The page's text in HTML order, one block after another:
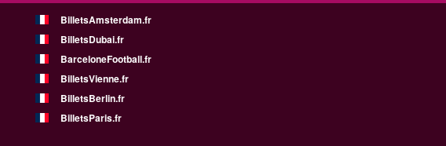
BilletsAmsterdam.fr
BilletsDubai.fr
BarceloneFootball.fr
BilletsVienne.fr
BilletsBerlin.fr
BilletsParis.fr